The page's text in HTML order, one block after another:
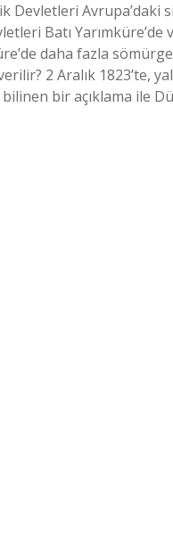
Avrupa’daki
Batı
daha fazla
2 Aralık 1823’te,
bir açıklama ile